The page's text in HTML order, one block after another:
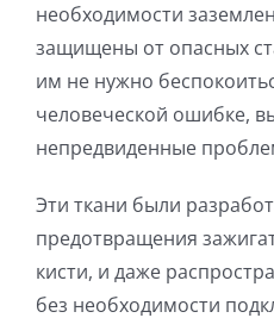
необходимости
защищены от опасных
им не нужно
человеческой ошибке,
непредвиденные
Эти ткани были
предотвращения
кисти, и даже
без необходимости